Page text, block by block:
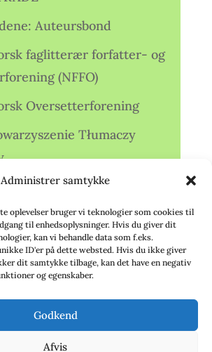
Administrer samtykke
oplevelser bruger vi teknologier som cookies til
til enhedsoplysninger. Hvis du giver dit
kan vi behandle data som f.eks.
ID'er på dette websted. Hvis du ikke giver
dit samtykke tilbage, kan det have en negativ
og egenskaber.
Godkend
Afvis
Auteursbond
faglitterær forfatter- og
(NFFO)
Oversetterforening
Tłumaczy
Translators
(TA)
(Ö.)
(ÖC)
Übersetzer (VdÜ)